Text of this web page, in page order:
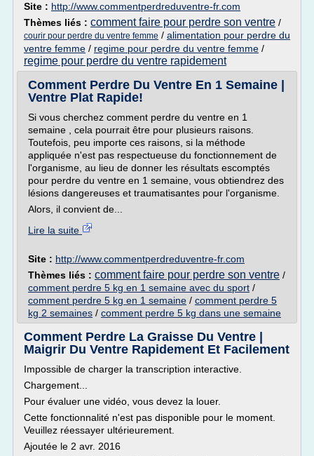
Site : http://www.commentperdreduventre-fr.com
Thèmes liés : comment faire pour perdre son ventre /
courir pour perdre du ventre femme / alimentation pour perdre du
ventre femme / regime pour perdre du ventre femme /
regime pour perdre du ventre rapidement
Comment Perdre Du Ventre En 1 Semaine |
Ventre Plat Rapide!
Si vous cherchez comment perdre du ventre en 1
semaine , cela pourrait être pour plusieurs raisons.
Toutefois, peu importe ces raisons, si la méthode
appliquée n'est pas respectueuse du fonctionnement de
l'organisme, au lieu de donner les résultats escomptés
pour perdre du ventre en 1 semaine, vous obtiendrez des
lésions dangereuses et traumatisantes pour l'organisme.
Alors, il convient de...
Lire la suite
Site : http://www.commentperdreduventre-fr.com
Thèmes liés : comment faire pour perdre son ventre /
comment perdre 5 kg en 1 semaine avec du sport /
comment perdre 5 kg en 1 semaine / comment perdre 5
kg 2 semaines / comment perdre 5 kg dans une semaine
Comment Perdre La Graisse Du Ventre |
Maigrir Du Ventre Rapidement Et Facilement
Impossible de charger la transcription interactive.
Chargement...
Pour évaluer une vidéo, vous devez la louer.
Cette fonctionnalité n'est pas disponible pour le moment.
Veuillez réessayer ultérieurement.
Ajoutée le 2 avr. 2016